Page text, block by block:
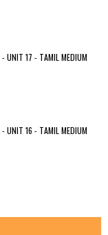
UNIT 17 - TAMIL MEDIUM
UNIT 16 - TAMIL MEDIUM